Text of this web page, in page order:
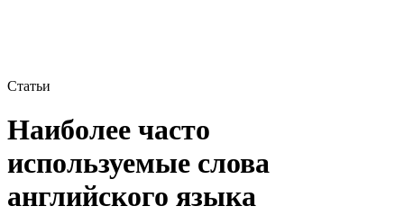
Статьи
Наиболее часто
используемые слова
английского языка